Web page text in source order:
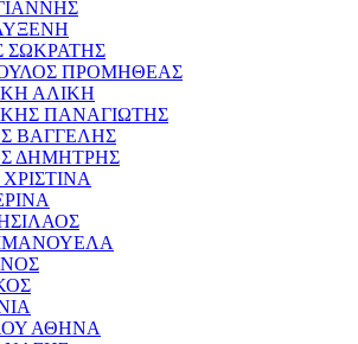
ΠΡΟΜΗΘΕΑΣ
ΑΛΙΚΗ
ΠΑΝΑΓΙΩΤΗΣ
ΒΑΓΓΕΛΗΣ
ΔΗΜΗΤΡΗΣ
ΑΘΗΝΑ